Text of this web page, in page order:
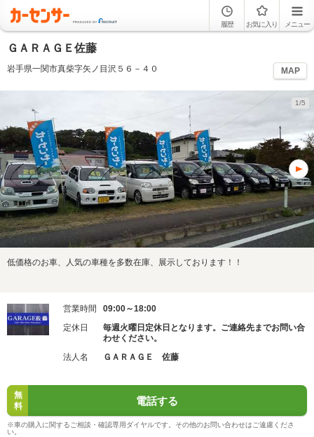
履歴 お気に入り メニュー
ＧＡＲＡＧＥ佐藤
岩手県一関市真柴字矢ノ目沢５６－４０ MAP
1/5
低価格のお車、人気の車種を多数在庫、展示しております！！
営業時間
09:00～18:00
定休日
毎週火曜日定休日となります。ご連絡先までお問い合
わせください。
法人名
ＧＡＲＡＧＥ 佐藤
無
料
電話する
※車の購入に関するご相談・確認専用ダイヤルです。その他のお問い合わせはご遠慮くださ
い。